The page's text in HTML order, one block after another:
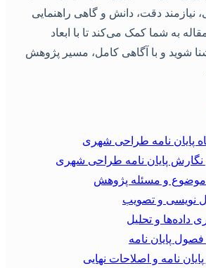
دقت، دانش و گاهی راهنمایی
شما کمک می‌کند تا با ابعاد
و با آگاهی کامل، مسیر پژوهش
نامه طراحی شهری
پایان نامه طراحی شهری
و مسئله پژوهش
و تصویب
و تحلیل
پایان نامه
نامه و اصلاحات نهایی